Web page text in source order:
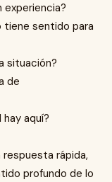
tiene sentido para
situación?
de
aquí?
rápida,
profundo de lo